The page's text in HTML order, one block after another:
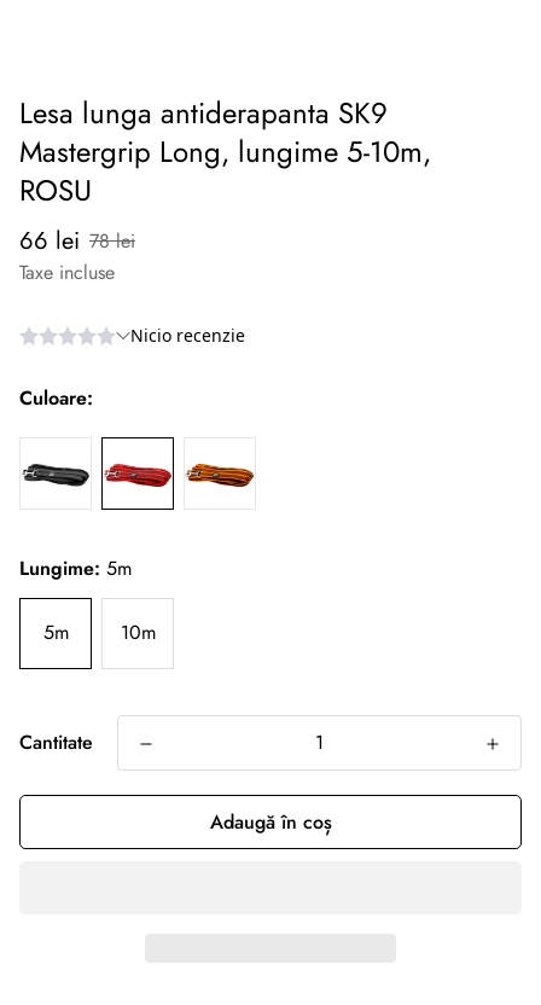
Lesa lunga antiderapanta SK9
Mastergrip Long, lungime 5-10m,
ROSU
Preț
redus
66 lei
Preț
normal
78 lei
Taxe incluse
Culoare:
Lungime: 5m
5m 10m
Cantitate
Adaugă în coș